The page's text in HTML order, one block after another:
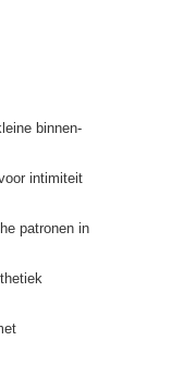
binnen-
intimiteit
patronen in